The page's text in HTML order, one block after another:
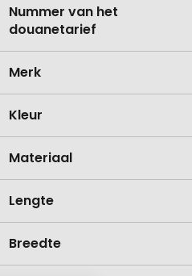
Nummer van het
douanetarief
Merk
Kleur
Materiaal
Lengte
Breedte